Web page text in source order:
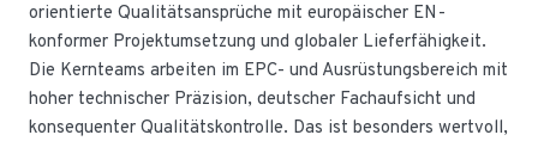
orientierte Qualitätsansprüche mit europäischer EN-
konformer Projektumsetzung und globaler Lieferfähigkeit.
Die Kernteams arbeiten im EPC- und Ausrüstungsbereich mit
hoher technischer Präzision, deutscher Fachaufsicht und
konsequenter Qualitätskontrolle. Das ist besonders wertvoll,